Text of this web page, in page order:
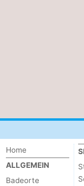
Adressen
Region
Zeeuws-
Home
ALLGEMEIN
Badeorte